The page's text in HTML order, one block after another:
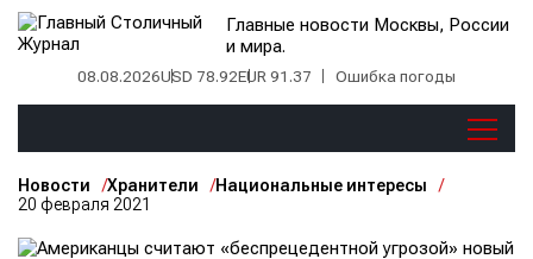
Главные новости Москвы, России
и мира.
08.08.2026USD 78.92EUR 91.37 Ошибка погоды
Новости Хранители
Национальные интересы
20 февраля 2021